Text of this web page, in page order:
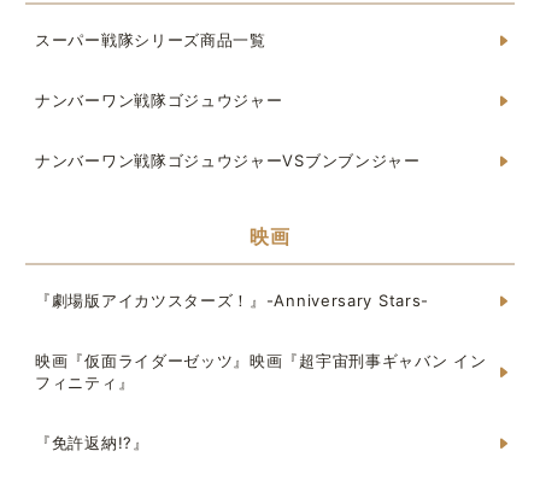
スーパー戦隊シリーズ商品一覧
ナンバーワン戦隊ゴジュウジャー
ナンバーワン戦隊ゴジュウジャーVSブンブンジャー
映画
『劇場版アイカツスターズ！』-Anniversary Stars-
映画『仮面ライダーゼッツ』映画『超宇宙刑事ギャバン イン
フィニティ』
『免許返納!?』